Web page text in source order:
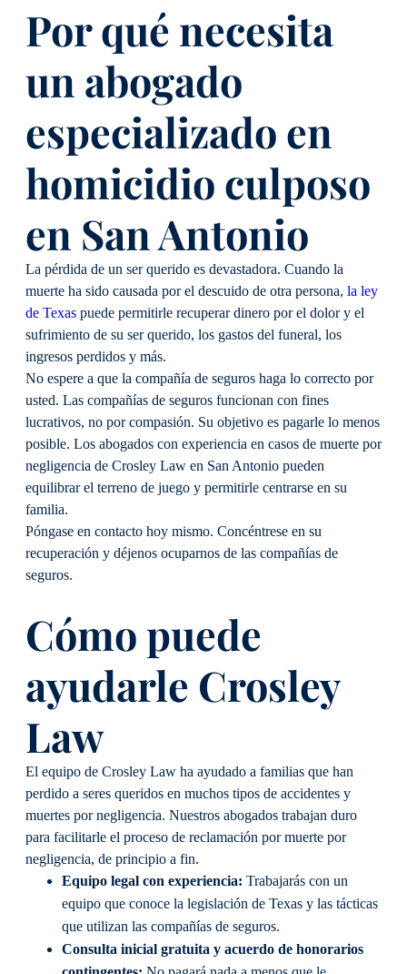
Por qué necesita
un abogado
especializado en
homicidio culposo
en San Antonio
La pérdida de un ser querido es devastadora. Cuando la
muerte ha sido causada por el descuido de otra persona, la ley
de Texas puede permitirle recuperar dinero por el dolor y el
sufrimiento de su ser querido, los gastos del funeral, los
ingresos perdidos y más.
No espere a que la compañía de seguros haga lo correcto por
usted. Las compañías de seguros funcionan con fines
lucrativos, no por compasión. Su objetivo es pagarle lo menos
posible. Los abogados con experiencia en casos de muerte por
negligencia de Crosley Law en San Antonio pueden
equilibrar el terreno de juego y permitirle centrarse en su
familia.
Póngase en contacto hoy mismo. Concéntrese en su
recuperación y déjenos ocuparnos de las compañías de
seguros.
Cómo puede
ayudarle Crosley
Law
El equipo de Crosley Law ha ayudado a familias que han
perdido a seres queridos en muchos tipos de accidentes y
muertes por negligencia. Nuestros abogados trabajan duro
para facilitarle el proceso de reclamación por muerte por
negligencia, de principio a fin.
Equipo legal con experiencia: Trabajarás con un
equipo que conoce la legislación de Texas y las tácticas
que utilizan las compañías de seguros.
Consulta inicial gratuita y acuerdo de honorarios